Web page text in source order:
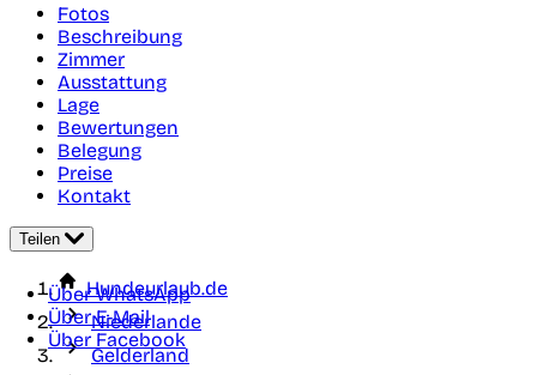
Fotos
Beschreibung
Zimmer
Ausstattung
Lage
Bewertungen
Belegung
Preise
Kontakt
Teilen
Über WhatsApp
Über E-Mail
Über Facebook
Hundeurlaub.de
Niederlande
Gelderland